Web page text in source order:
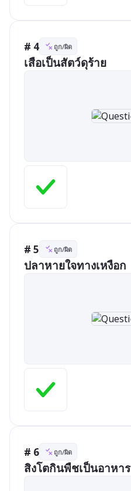
# 4 ถูก/ผิด
เสือเป็นสัตว์ดุร้าย
# 5 ถูก/ผิด
ปลาหายใจทางเหงือก
# 6 ถูก/ผิด
สิงโตกินพืชเป็นอาหาร